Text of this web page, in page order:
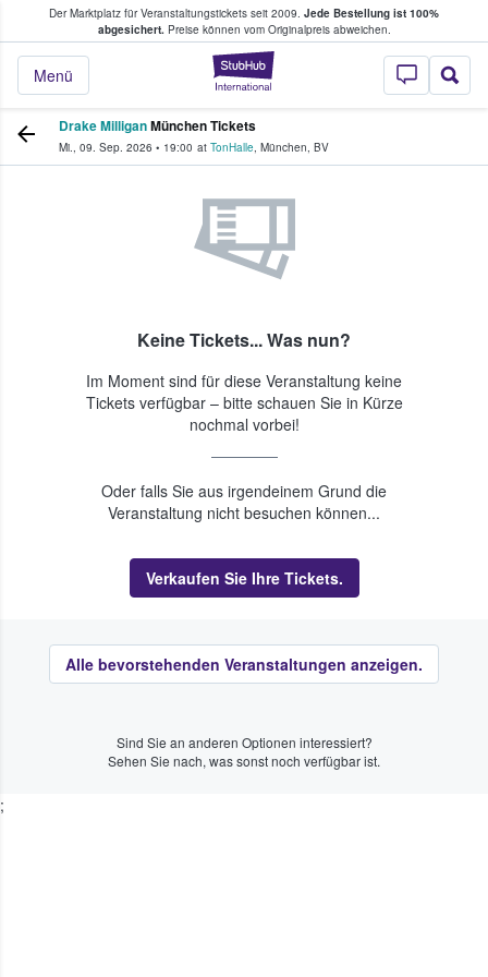
Der Marktplatz für Veranstaltungstickets seit 2009. Jede Bestellung ist 100%
abgesichert.Preise können vom Originalpreis abweichen.
StubHub - Wo
Menü
Tickets kaufen & verkaufen
Drake MilliganMünchen Tickets
Mi., 09. Sep. 2026 • 19:00 at TonHalle, München, BV
Keine Tickets... Was nun?
Im Moment sind für diese Veranstaltung keine
Tickets verfügbar – bitte schauen Sie in Kürze
nochmal vorbei!
Oder falls Sie aus irgendeinem Grund die
Veranstaltung nicht besuchen können...
Verkaufen Sie Ihre Tickets.
Alle bevorstehenden Veranstaltungen anzeigen.
Sind Sie an anderen Optionen interessiert?
Sehen Sie nach, was sonst noch verfügbar ist.
;